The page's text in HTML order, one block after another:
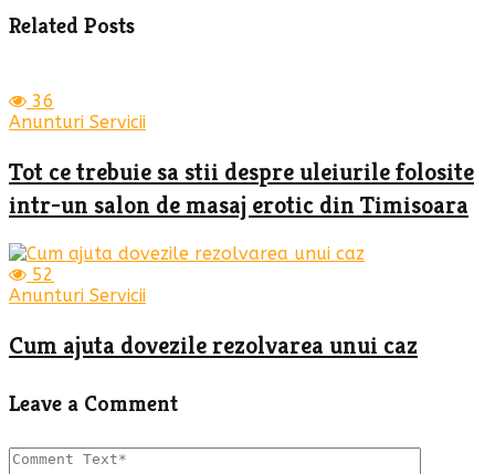
Related Posts
36
Anunturi Servicii
Tot ce trebuie sa stii despre uleiurile folosite
intr-un salon de masaj erotic din Timisoara
52
Anunturi Servicii
Cum ajuta dovezile rezolvarea unui caz
Leave a Comment